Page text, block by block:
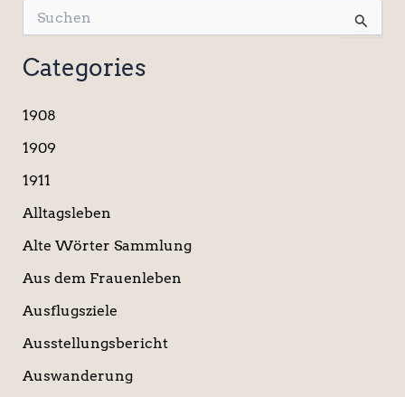
u
c
h
n
a
h
Categories
1908
1909
1911
Alltagsleben
Alte Wörter Sammlung
Aus dem Frauenleben
Ausflugsziele
Ausstellungsbericht
Auswanderung